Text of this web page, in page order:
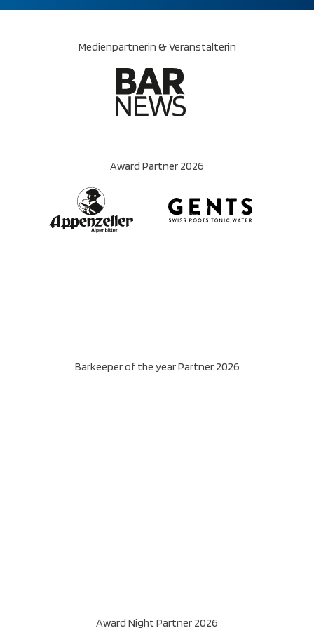
Medienpartnerin & Veranstalterin
Award Partner 2026
Barkeeper of the year Partner 2026
Award Night Partner 2026